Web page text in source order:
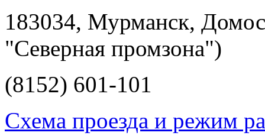
183034, Мурманск,
"Северная промзона")
(8152) 601-101
Схема проезда и режим